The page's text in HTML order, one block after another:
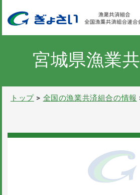
ぎょさい制度
宮城県漁業
トップ 全国の漁業共済組合の情報